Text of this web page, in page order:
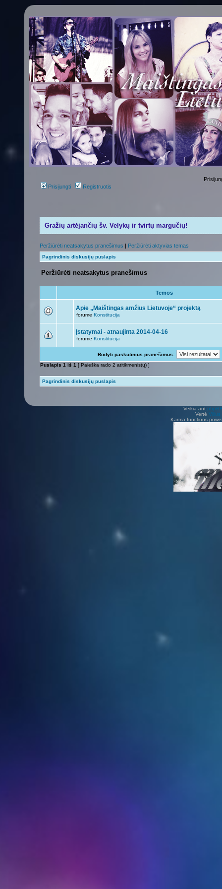
Prisijungti Registruotis
Gražių artėjančių šv. Velykų ir tvirtų margučių!
Peržiūrėti neatsakytus pranešimus | Peržiūrėti aktyvias temas
Pagrindinis diskusijų puslapis
Peržiūrėti neatsakytus pranešimus
Temos
Apie „Maištingas amžius Lietuvoje“ projektą
forume Konstitucija
Įstatymai - atnaujinta 2014-04-16
forume Konstitucija
Rodyti paskutinius pranešimus:
Puslapis 1 iš 1 [ Paieška rado 2 atitikmenis(ų) ]
Pagrindinis diskusijų puslapis
Veikia ant
Vertė Vilius
Karma functions